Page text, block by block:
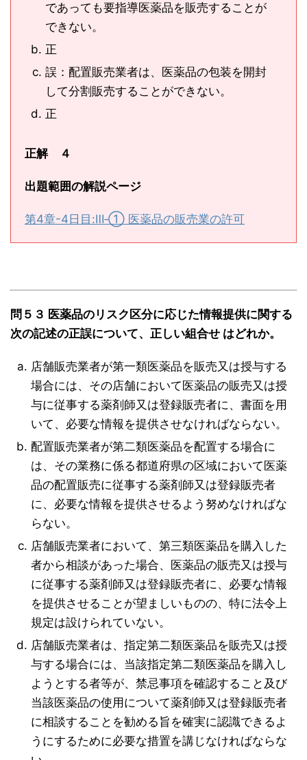
であっても要指導医薬品を販売することが
できない。
正
誤：配置販売業者は、医薬品の包装を開封
して分割販売することができない。
正
正解 ４
出題範囲の解説ページ
第4章-4日目:Ⅲ‐① 医薬品の販売業の許可
問５３ 医薬品のリスク区分に応じた情報提供に関する
次の記述の正誤について、正しい組合せ はどれか。
店舗販売業者が第一類医薬品を販売又は授与する
場合には、その店舗において医薬品の販売又は授
与に従事する薬剤師又は登録販売者に、書面を用
いて、必要な情報を提供させなければならない。
配置販売業者が第二類医薬品を配置する場合に
は、その業務に係る都道府県の区域において医薬
品の配置販売に従事する薬剤師又は登録販売者
に、必要な情報を提供させるよう努めなければな
らない。
店舗販売業者において、第三類医薬品を購入した
者から相談があった場合、医薬品の販売又は授与
に従事する薬剤師又は登録販売者に、必要な情報
を提供させることが望ましいものの、特に法令上
規定は設けられていない。
店舗販売業者は、指定第二類医薬品を販売又は授
与する場合には、当該指定第二類医薬品を購入し
ようとする者等が、禁忌事項を確認すること及び
当該医薬品の使用について薬剤師又は登録販売者
に相談することを勧める旨を確実に認識できるよ
うにするために必要な措置を講じなければならな